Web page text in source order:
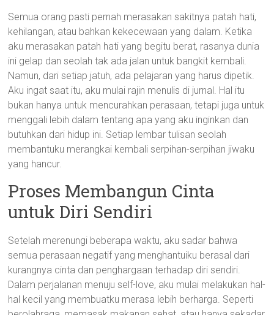
Semua orang pasti pernah merasakan sakitnya patah hati,
kehilangan, atau bahkan kekecewaan yang dalam. Ketika
aku merasakan patah hati yang begitu berat, rasanya dunia
ini gelap dan seolah tak ada jalan untuk bangkit kembali.
Namun, dari setiap jatuh, ada pelajaran yang harus dipetik.
Aku ingat saat itu, aku mulai rajin menulis di jurnal. Hal itu
bukan hanya untuk mencurahkan perasaan, tetapi juga untuk
menggali lebih dalam tentang apa yang aku inginkan dan
butuhkan dari hidup ini. Setiap lembar tulisan seolah
membantuku merangkai kembali serpihan-serpihan jiwaku
yang hancur.
Proses Membangun Cinta
untuk Diri Sendiri
Setelah merenungi beberapa waktu, aku sadar bahwa
semua perasaan negatif yang menghantuiku berasal dari
kurangnya cinta dan penghargaan terhadap diri sendiri.
Dalam perjalanan menuju self-love, aku mulai melakukan hal-
hal kecil yang membuatku merasa lebih berharga. Seperti